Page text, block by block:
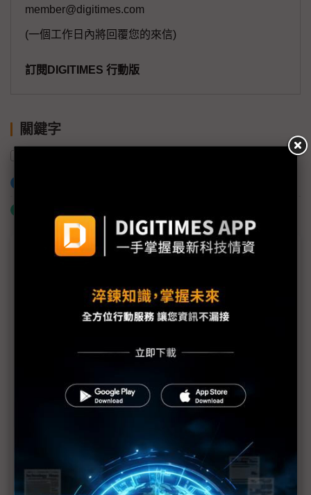
member@digitimes.com
(一個工作日內將回覆您的來信)
訂閱DIGITIMES 行動版
關鍵字
議題精選－樂金高層大換血
樂金電子新設海外營業本部直通CEO 組織調整瞄準
電動車需求放緩期 LGES選任新執行長迎新氣象